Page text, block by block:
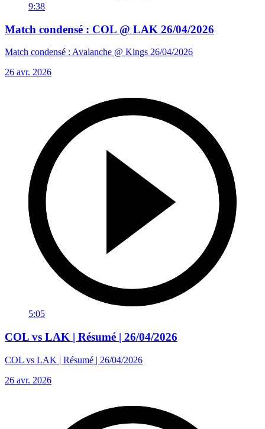
9:38
Match condensé : COL @ LAK 26/04/2026
Match condensé : Avalanche @ Kings 26/04/2026
26 avr. 2026
5:05
COL vs LAK | Résumé | 26/04/2026
COL vs LAK | Résumé | 26/04/2026
26 avr. 2026